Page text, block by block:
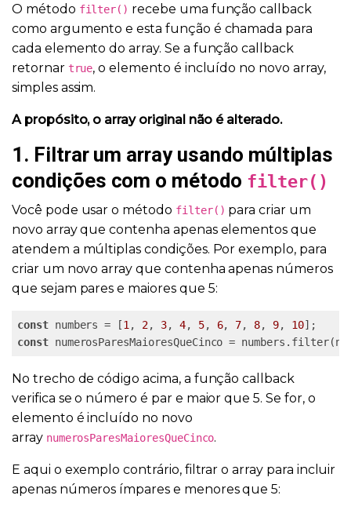
O método filter() recebe uma função callback
como argumento e esta função é chamada para
cada elemento do array. Se a função callback
retornar true, o elemento é incluído no novo array,
simples assim.
A propósito, o array original não é alterado.
1. Filtrar um array usando múltiplas
condições com o método filter()
Você pode usar o método filter() para criar um
novo array que contenha apenas elementos que
atendem a múltiplas condições. Por exemplo, para
criar um novo array que contenha apenas números
que sejam pares e maiores que 5:
const numbers = [1 , 2, 3, 4, 5, 6, 7, 8, 9, 10
const numerosParesMaioresQueCinco =
No trecho de código acima, a função callback
verifica se o número é par e maior que 5. Se for, o
elemento é incluído no novo
array numerosParesMaioresQueCinco.
E aqui o exemplo contrário, filtrar o array para incluir
apenas números ímpares e menores que 5: